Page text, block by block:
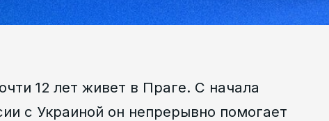
12 лет живет в Праге. С начала
с Украиной он непрерывно помогает